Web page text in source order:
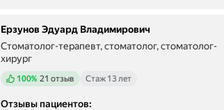
Ерзунов Эдуард Владимирович
Стоматолог-терапевт, стоматолог, стоматолог-
хирург
Положительных отзывов
100% 21 отзыв Стаж 13 лет
Отзывы пациентов: